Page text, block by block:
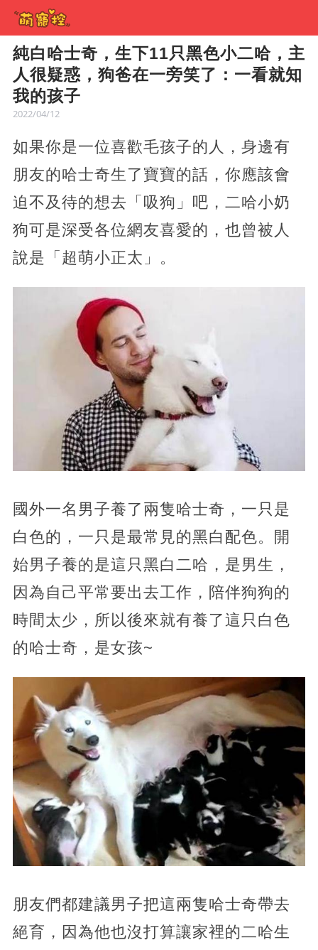
純白哈士奇，生下11只黑色小二哈，主
人很疑惑，狗爸在一旁笑了：一看就知
我的孩子
2022/04/12
如果你是一位喜歡毛孩子的人，身邊有
朋友的哈士奇生了寶寶的話，你應該會
迫不及待的想去「吸狗」吧，二哈小奶
狗可是深受各位網友喜愛的，也曾被人
說是「超萌小正太」。
國外一名男子養了兩隻哈士奇，一只是
白色的，一只是最常見的黑白配色。開
始男子養的是這只黑白二哈，是男生，
因為自己平常要出去工作，陪伴狗狗的
時間太少，所以後來就有養了這只白色
的哈士奇，是女孩~
朋友們都建議男子把這兩隻哈士奇帶去
絕育，因為他也沒打算讓家裡的二哈生